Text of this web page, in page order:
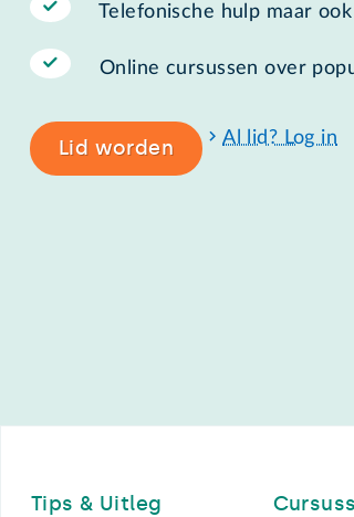
Telefonische hulp maar
Online cursussen over
Lid worden Al lid? Log in
Tips & Uitleg